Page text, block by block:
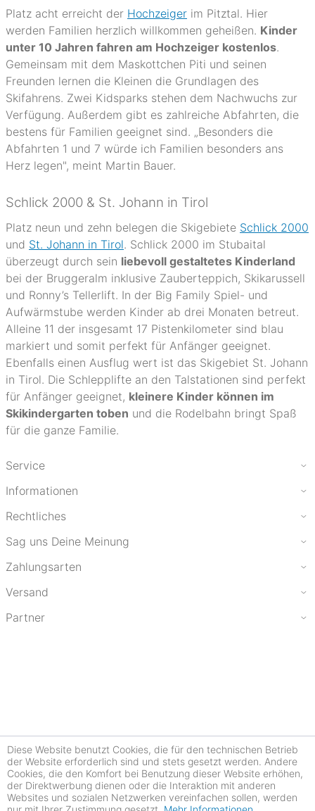
Platz acht erreicht der Hochzeiger im Pitztal. Hier
werden Familien herzlich willkommen geheißen. Kinder
unter 10 Jahren fahren am Hochzeiger kostenlos.
Gemeinsam mit dem Maskottchen Piti und seinen
Freunden lernen die Kleinen die Grundlagen des
Skifahrens. Zwei Kidsparks stehen dem Nachwuchs zur
Verfügung. Außerdem gibt es zahlreiche Abfahrten, die
bestens für Familien geeignet sind. „Besonders die
Abfahrten 1 und 7 würde ich Familien besonders ans
Herz legen", meint Martin Bauer.
Schlick 2000 & St. Johann in Tirol
Platz neun und zehn belegen die Skigebiete Schlick 2000
und St. Johann in Tirol. Schlick 2000 im Stubaital
überzeugt durch sein liebevoll gestaltetes Kinderland
bei der Bruggeralm inklusive Zauberteppich, Skikarussell
und Ronny’s Tellerlift. In der Big Family Spiel- und
Aufwärmstube werden Kinder ab drei Monaten betreut.
Alleine 11 der insgesamt 17 Pistenkilometer sind blau
markiert und somit perfekt für Anfänger geeignet.
Ebenfalls einen Ausflug wert ist das Skigebiet St. Johann
in Tirol. Die Schlepplifte an den Talstationen sind perfekt
für Anfänger geeignet, kleinere Kinder können im
Skikindergarten toben und die Rodelbahn bringt Spaß
für die ganze Familie.
Service
Informationen
Rechtliches
Sag uns Deine Meinung
Zahlungsarten
Versand
Partner
Diese Website benutzt Cookies, die für den technischen Betrieb
der Website erforderlich sind und stets gesetzt werden. Andere
Cookies, die den Komfort bei Benutzung dieser Website erhöhen,
der Direktwerbung dienen oder die Interaktion mit anderen
Websites und sozialen Netzwerken vereinfachen sollen, werden